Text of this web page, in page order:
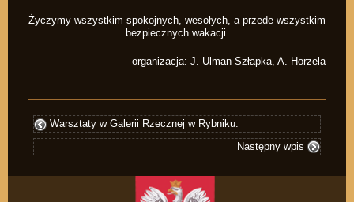
Życzymy wszystkim spokojnych, wesołych, a przede wszystkim
bezpiecznych wakacji.
organizacja: J. Ulman-Szłapka, A. Horzela
Warsztaty w Galerii Rzecznej w Rybniku.
Następny wpis